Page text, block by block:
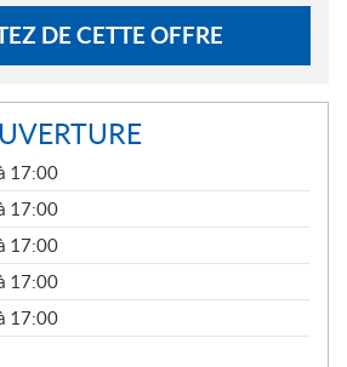
DE CETTE OFFRE
17:00
17:00
17:00
17:00
17:00